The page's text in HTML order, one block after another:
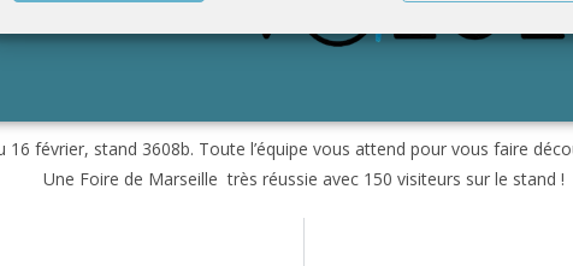
16 février, stand 3608b. Toute l’équipe vous attend pour vous faire
Une Foire de Marseille très réussie avec 150 visiteurs sur le stand !